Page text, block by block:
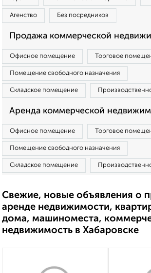
Агенство Без посредников
Продажа коммерческой
Офисное помещение Торговое
Помещение свободного назначения
Складское помещение
Аренда коммерческой
Офисное помещение Торговое
Помещение свободного назначения
Складское помещение
Свежие, новые объявления о
аренде недвижимости,
дома, машиноместа,
недвижимость в Хабаровске